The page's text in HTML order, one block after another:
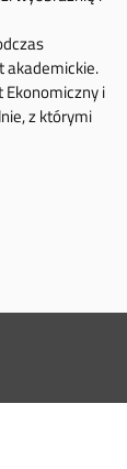
akademickie.
i
z którymi